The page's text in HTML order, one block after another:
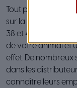
Tout propriétaire
sur la voie
38 et 450 euros en
de votre animal et
effet. De nombreux
dans les
connaître leurs